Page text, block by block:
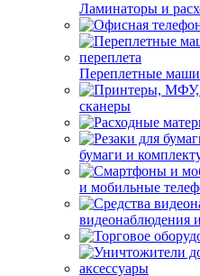
Ламинаторы и
Переплетные
сканеры
бумаги и
и мобильные
видеонаблюдения